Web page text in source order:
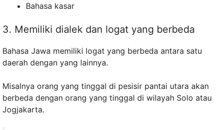
Bahasa kasar
3. Memiliki dialek dan logat yang berbeda
Bahasa Jawa memiliki logat yang berbeda antara satu
daerah dengan yang lainnya.
Misalnya orang yang tinggal di pesisir pantai utara akan
berbeda dengan orang yang tinggal di wilayah Solo atau
Jogjakarta.